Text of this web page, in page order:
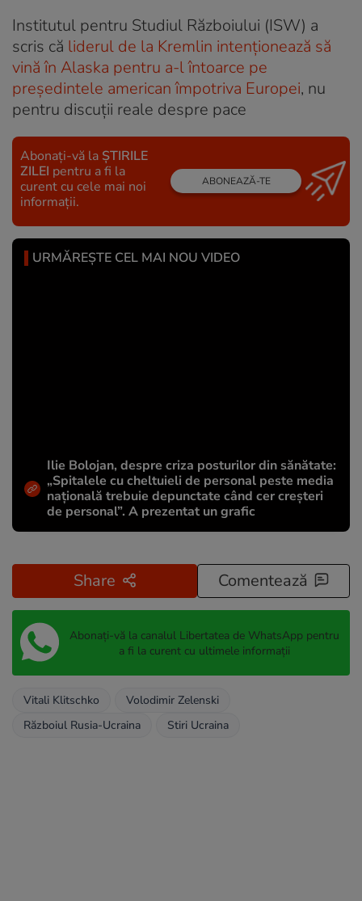
Institutul pentru Studiul Războiului (ISW) a
scris că liderul de la Kremlin intenționează să
vină în Alaska pentru a-l întoarce pe
președintele american împotriva Europei, nu
pentru discuții reale despre pace
Abonați-vă la ȘTIRILE
ZILEI pentru a fi la
curent cu cele mai noi
informații.
ABONEAZĂ-TE
URMĂREȘTE CEL MAI NOU VIDEO
Ilie Bolojan, despre criza posturilor din sănătate:
„Spitalele cu cheltuieli de personal peste media
națională trebuie depunctate când cer creșteri
de personal”. A prezentat un grafic
Share Comentează
Abonați-vă la canalul Libertatea de WhatsApp pentru
a fi la curent cu ultimele informații
Vitali Klitschko
Volodimir Zelenski
Războiul Rusia-Ucraina
Stiri Ucraina